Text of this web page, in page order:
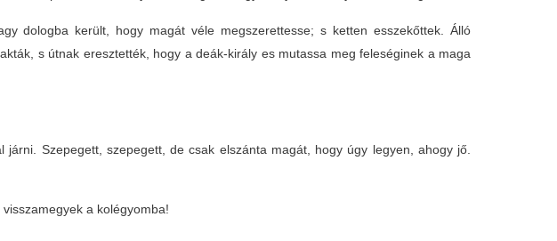
dologba került, hogy magát véle megszerettesse; s ketten esszekőttek. Álló
s útnak eresztették, hogy a deák-király es mutassa meg feleséginek a maga
Szepegett, szepegett, de csak elszánta magát, hogy úgy legyen, ahogy jő.
a kolégyomba!